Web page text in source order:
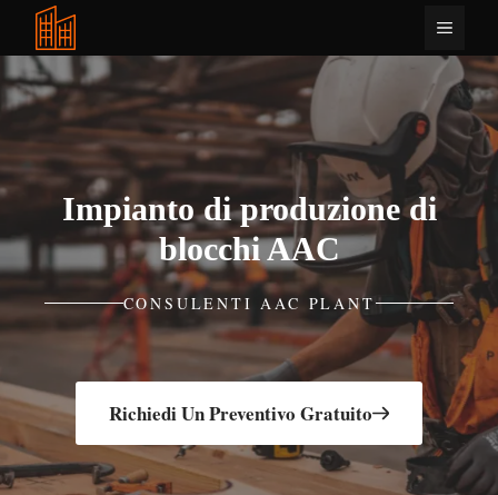
contenuto
Menu
Impianto di produzione di
blocchi AAC
CONSULENTI AAC PLANT
Richiedi Un Preventivo Gratuito